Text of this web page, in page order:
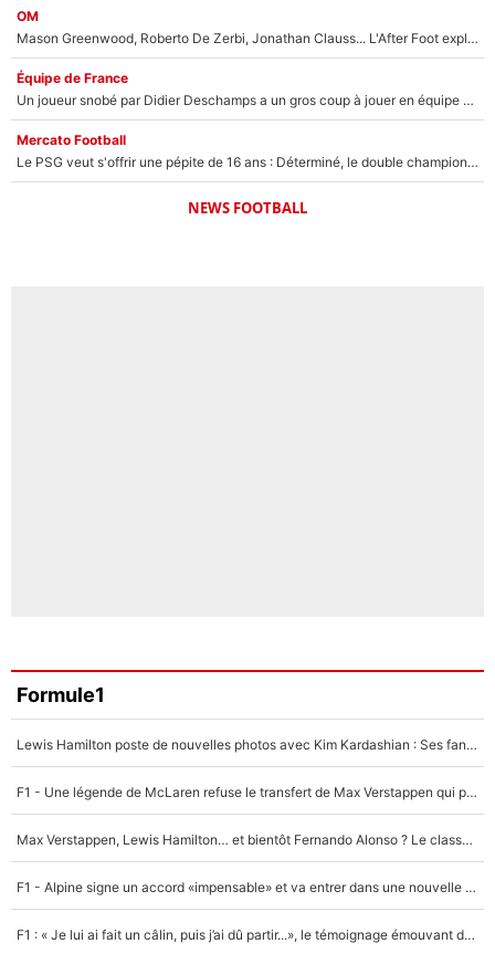
OM
Mason Greenwood, Roberto De Zerbi, Jonathan Clauss... L'After Foot explique pourquoi Medhi Benatia a craqué à l'OM !
Équipe de France
Un joueur snobé par Didier Deschamps a un gros coup à jouer en équipe de France : Zinedine Zidane a trouvé son numéro 9 ?
Mercato Football
Le PSG veut s'offrir une pépite de 16 ans : Déterminé, le double champion d'Europe en titre est prêt à lâcher 40M€ pour celui que l'on compare déjà à Vinicius Jr !
NEWS FOOTBALL
Formule1
Lewis Hamilton poste de nouvelles photos avec Kim Kardashian : Ses fans le voient déjà redevenir champion du monde de F1 grâce à elle !
F1 - Une légende de McLaren refuse le transfert de Max Verstappen qui pourrait «faire des vagues» et plomber l'ambiance dans l'équipe
Max Verstappen, Lewis Hamilton… et bientôt Fernando Alonso ? Le classement des pilotes les mieux payés en Formule 1 risque de changer !
F1 - Alpine signe un accord «impensable» et va entrer dans une nouvelle dimension : Grande nouvelle pour Pierre Gasly !
F1 : « Je lui ai fait un câlin, puis j’ai dû partir...», le témoignage émouvant de Max Verstappen sur sa fille